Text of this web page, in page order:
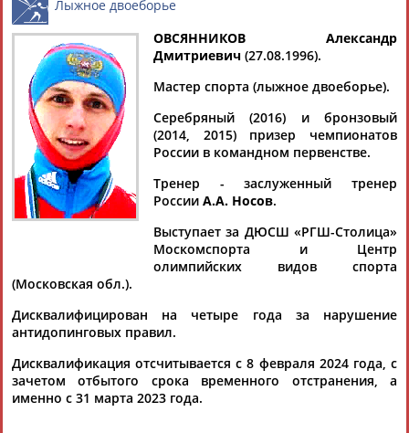
Найдено: 2персоны Расширенный поиск
Александр
ОВСЯННИКОВ
Александра
ОВСЯННИКОВА
Ваш запрос: "Александр Овсянников"
Документы 1-1 из 1 найденных уникальных документов
Российского двоеборца Александра Овсянникова за допинг
дисквалифицировали на четыре года
Выступающий в лыжном двоеборье
дисквалифицирован на четыре года за нарушение
антидопинговых правил, сооб... ...марта 2023 года.
Овсянникову27 лет. Он является серебряным и бронзовым
Лыжное двоеборье
ОВСЯННИКОВ Александр
Дмитриевич (27.08.1996).
Мастер спорта (лыжное двоеборье).
Серебряный (2016) и бронзовый
(2014, 2015) призер чемпионатов
России в командном первенстве.
Тренер - заслуженный тренер
России А.А. Носов.
Выступает за ДЮСШ «РГШ-Столица»
Москомспорта и Центр
олимпийских видов спорта
(Московская обл.).
Дисквалифицирован на четыре года за нарушение
антидопинговых правил.
Дисквалификация отсчитывается с 8 февраля 2024 года, с
зачетом отбытого срока временного отстранения, а
именно с 31 марта 2023 года.